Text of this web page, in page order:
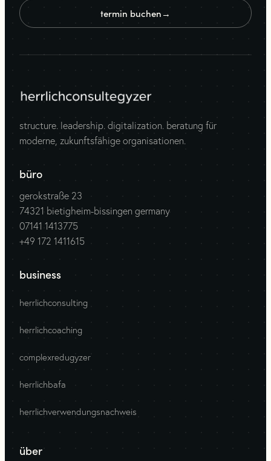
termin buchen→
structure. leadership. digitalization. beratung für
moderne, zukunftsfähige organisationen.
büro
gerokstraße 23
74321 bietigheim-bissingen germany
07141 1413775
+49 172 1411615
business
herrlichconsulting
herrlichcoaching
complexredugyzer
herrlichbafa
herrlichverwendungsnachweis
über